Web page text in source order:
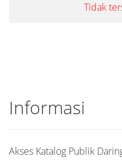
Tidak
Informasi
Akses Katalog Publik